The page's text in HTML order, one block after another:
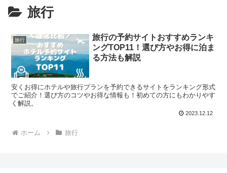
旅行
旅行
旅行の予約サイトおすすめランキ
ングTOP11！選び方やお得に泊ま
る方法も解説
安くお得にホテルや旅行プランを予約できるサイトをランキング形式
でご紹介！選び方のコツやお得な情報も！初めての方にもわかりやす
く解説。
2023.12.12
ホーム 旅行